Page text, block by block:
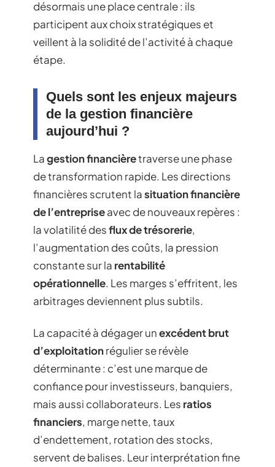
désormais une place centrale : ils
participent aux choix stratégiques et
veillent à la solidité de l’activité à chaque
étape.
Quels sont les enjeux majeurs
de la gestion financière
aujourd’hui ?
Lagestion financièretraverse une phase
de transformation rapide. Les directions
financières scrutent lasituation financière
de l’entrepriseavec de nouveaux repères :
la volatilité desflux de trésorerie,
l’augmentation des coûts, la pression
constante sur la rentabilité
opérationnelle. Les marges s’effritent, les
arbitrages deviennent plus subtils.
La capacité à dégager unexcédent brut
d’exploitationrégulier se révèle
déterminante : c’est une marque de
confiance pour investisseurs, banquiers,
mais aussi collaborateurs. Les ratios
financiers, marge nette, taux
d’endettement, rotation des stocks,
servent de balises. Leur interprétation fine